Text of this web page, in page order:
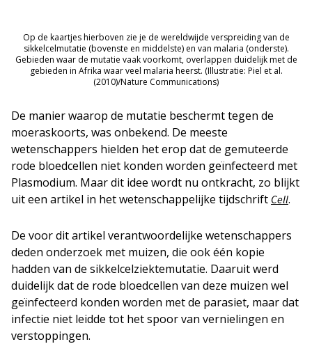
Op de kaartjes hierboven zie je de wereldwijde verspreiding van de
sikkelcelmutatie (bovenste en middelste) en van malaria (onderste).
Gebieden waar de mutatie vaak voorkomt, overlappen duidelijk met de
gebieden in Afrika waar veel malaria heerst. (Illustratie: Piel et al.
(2010)/Nature Communications)
De manier waarop de mutatie beschermt tegen de
moeraskoorts, was onbekend. De meeste
wetenschappers hielden het erop dat de gemuteerde
rode bloedcellen niet konden worden geïnfecteerd met
Plasmodium. Maar dit idee wordt nu ontkracht, zo blijkt
uit een artikel in het wetenschappelijke tijdschrift Cell.
De voor dit artikel verantwoordelijke wetenschappers
deden onderzoek met muizen, die ook één kopie
hadden van de sikkelcelziektemutatie. Daaruit werd
duidelijk dat de rode bloedcellen van deze muizen wel
geïnfecteerd konden worden met de parasiet, maar dat
infectie niet leidde tot het spoor van vernielingen en
verstoppingen.